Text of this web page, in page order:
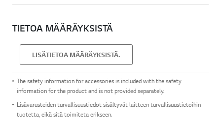
TIETOA MÄÄRÄYKSISTÄ
LISÄTIETOA MÄÄRÄYKSISTÄ.
The safety information for accessories is included with the safety
information for the product and is not provided separately.
Lisävarusteiden turvallisuustiedot sisältyvät laitteen turvallisuustietoihin
tuotetta, eikä sitä toimiteta erikseen.